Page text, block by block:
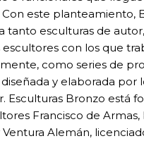
este planteamiento,
tanto esculturas de
con los que
como series de
y elaborada por
Esculturas Bronzo está
Francisco de Armas,
Alemán,